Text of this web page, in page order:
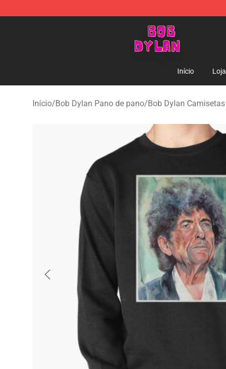
Bob Dylan Store - Official Bob Dylan Merchandise Shop
Início Loja
Início/Bob Dylan Pano de pano/Bob Dylan Camisetas